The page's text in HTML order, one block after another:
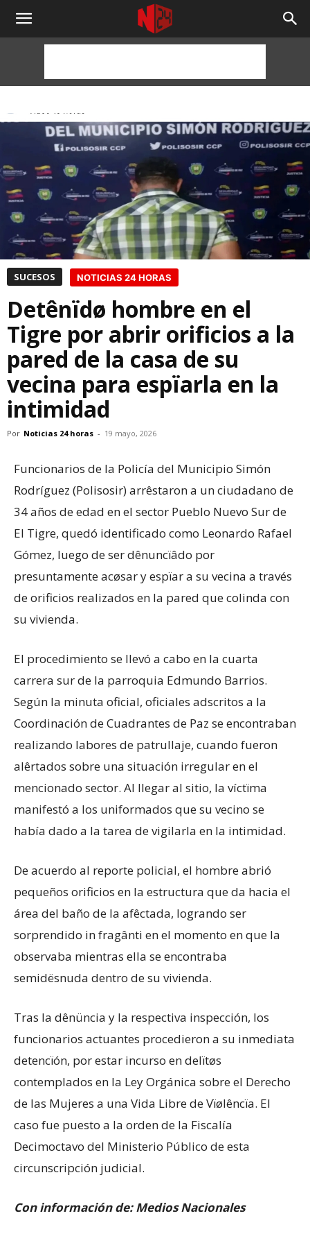
NOTICIAS
HORAS
SUCESOS NOTICIAS 24 HORAS
Detênïdø hombre en el
Tigre por abrir orificios a la
pared de la casa de su
vecina para espïarla en la
intimidad
Por Noticias 24 horas - 19 mayo, 2026
Funcionarios de la Policía del Municipio Simón
Rodríguez (Polisosir) arrêstaron a un ciudadano de
34 años de edad en el sector Pueblo Nuevo Sur de
El Tigre, quedó identificado como Leonardo Rafael
Gómez, luego de ser dênuncïâdo por
presuntamente acøsar y espïar a su vecina a través
de orificios realizados en la pared que colinda con
su vivienda.
El procedimiento se llevó a cabo en la cuarta
carrera sur de la parroquia Edmundo Barrios.
Según la minuta oficial, oficiales adscritos a la
Coordinación de Cuadrantes de Paz se encontraban
realizando labores de patrullaje, cuando fueron
alêrtados sobre una situación irregular en el
mencionado sector. Al llegar al sitio, la víctïma
manifestó a los uniformados que su vecino se
había dado a la tarea de vigilarla en la intimidad.
De acuerdo al reporte policial, el hombre abrió
pequeños orificios en la estructura que da hacia el
área del baño de la afêctada, logrando ser
sorprendido in fragânti en el momento en que la
observaba mientras ella se encontraba
semidësnuda dentro de su vivienda.
Tras la dênüncia y la respectiva inspección, los
funcionarios actuantes procedieron a su inmediata
detencïón, por estar incurso en delïtøs
contemplados en la Ley Orgánica sobre el Derecho
de las Mujeres a una Vida Libre de Vïølêncïa. El
caso fue puesto a la orden de la Fiscalía
Decimoctavo del Ministerio Público de esta
circunscripción judicial.
Con información de: Medios Nacionales